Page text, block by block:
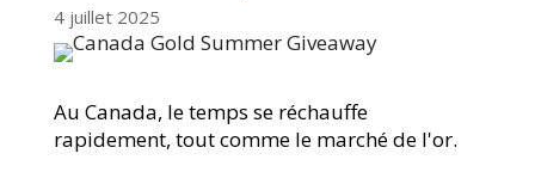
4 juillet 2025
Au Canada, le temps se réchauffe
rapidement, tout comme le marché de l'or.